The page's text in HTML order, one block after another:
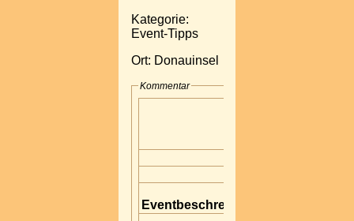
Kategorie:
Event-Tipps
Ort: Donauinsel
Kommentar
Eventbeschreibung